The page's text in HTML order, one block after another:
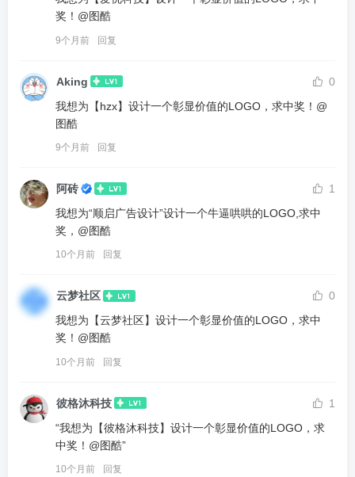
奖！@图酷
9个月前 回复
Aking
0
我想为【hzx】设计一个彰显价值的LOGO，求中奖！@
图酷
9个月前 回复
阿砖
1
我想为“顺启广告设计”设计一个牛逼哄哄的LOGO,求中
奖，@图酷
10个月前 回复
云梦社区
0
我想为【云梦社区】设计一个彰显价值的LOGO，求中
奖！@图酷
10个月前 回复
彼格沐科技
1
“我想为【彼格沐科技】设计一个彰显价值的LOGO，求
中奖！@图酷”
10个月前 回复